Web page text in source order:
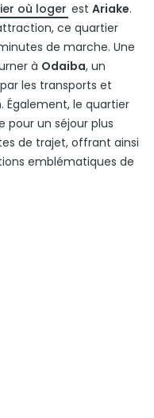
où loger est Ariake.
ce quartier
de marche. Une
à Odaiba, un
les transports et
Également, le quartier
pour un séjour plus
de trajet, offrant ainsi
emblématiques de